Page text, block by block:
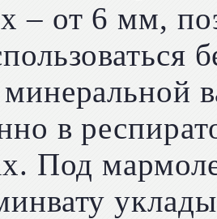
– от 6 мм,
в
Под